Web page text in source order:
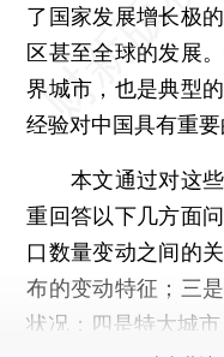
了国家发展增长极
区甚至全球的发展
界城市，也是典型
经验对中国具有重要
本文通过对这些
重回答以下几方面
口数量变动之间的
布的变动特征；三
状况；四是特大城市